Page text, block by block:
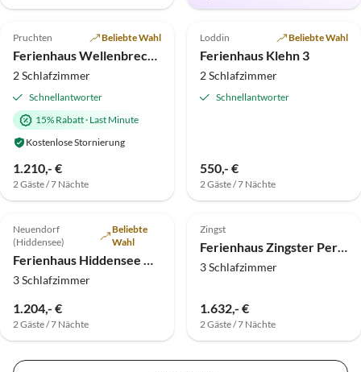
Top-Inserat
4.8 (7)
Pruchten Beliebte Wahl
Ferienhaus Wellenbrecher
2 Schlafzimmer
Schnellantworter
15% Rabatt· Last Minute
Kostenlose Stornierung
1.210,- €
2 Gäste / 7 Nächte
Top-Inserat
4.9 (6)
Loddin Beliebte Wahl
Ferienhaus Klehn 3
2 Schlafzimmer
Schnellantworter
550,- €
2 Gäste / 7 Nächte
Top-Inserat
4.9 (4)
Neuendorf
(Hiddensee)
Beliebte
Wahl
Ferienhaus Hiddensee Dünenheide 1
3 Schlafzimmer
1.204,- €
2 Gäste / 7 Nächte
Top-Inserat
Zingst
Ferienhaus Zingster Perle Haus 1
3 Schlafzimmer
1.632,- €
2 Gäste / 7 Nächte